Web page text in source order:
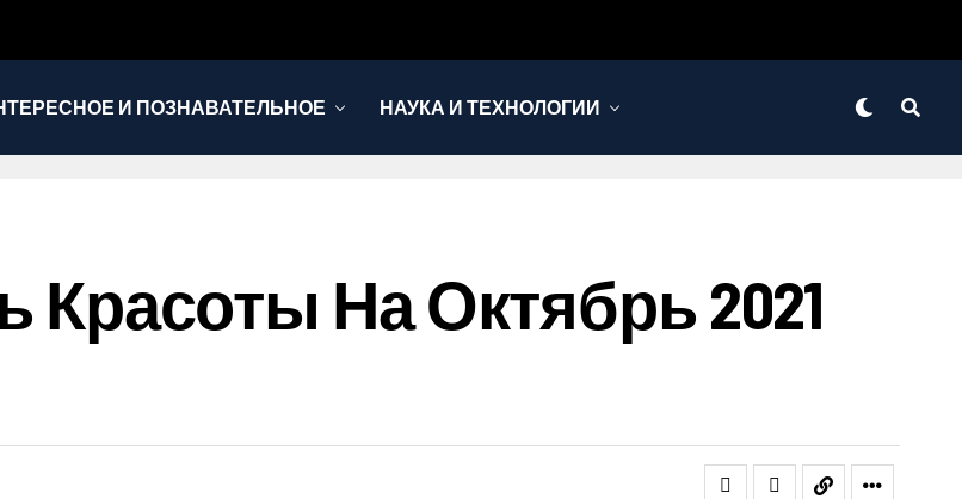
И ПОЗНАВАТЕЛЬНОЕ НАУКА И ТЕХНОЛОГИИ
На Октябрь 2021